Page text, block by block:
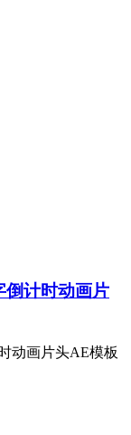
倒计时动画片
动画片头AE模板